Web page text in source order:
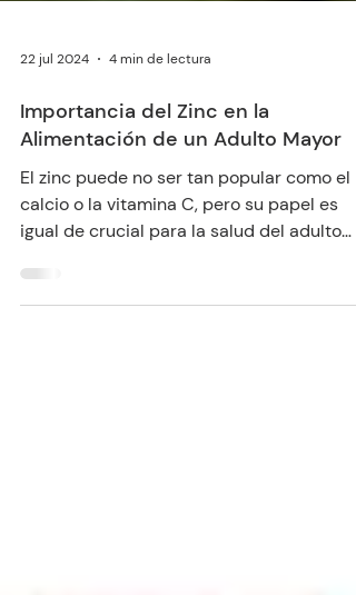
22 jul 2024 4 min de lectura
Alimentación de un Adulto Mayor
El zinc puede no ser tan popular como el
igual de crucial para la salud del adulto
mayor